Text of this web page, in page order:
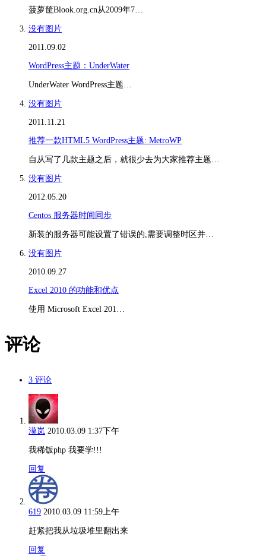
菠萝筐Blook.org.cn从2009年7…
没有图片
2011.09.02
WordPress主题：UnderWater
UnderWater WordPress主题…
没有图片
2011.11.21
推荐一款HTML5 WordPress主题: MetroWP
自从写了几款主题之后，就很少去为大家推荐主题…
没有图片
2012.05.20
Centos 服务器时间同步
新装的服务器可能设置了错误的,需要调整时区并…
没有图片
2010.09.27
Excel 2010 的功能和优点
使用 Microsoft Excel 201…
评论
3 评论
漠岚 2010.03.09 1:37下午
我稀饭php 我要学!!!
回复
619 2010.03.09 11:59上午
赶紧把我从垃圾堆里翻出来
回复